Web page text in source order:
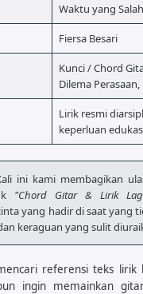
Waktu yang Salah
Fiersa Besari
Kunci / Chord
Dilema
Lirik resmi
keperluan
ini kami membagikan
"Chord Gitar & Lirik
yang hadir di saat yang
keraguan yang sulit
referensi teks
ingin memainkan